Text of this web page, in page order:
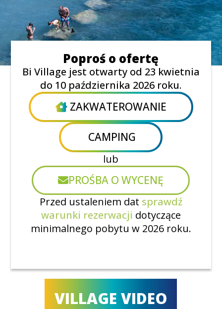
Poproś o ofertę
Bi Village jest otwarty od 23 kwietnia
do 10 października 2026 roku.
ZAKWATEROWANIE
CAMPING
lub
PROŚBA O WYCENĘ
Przed ustaleniem dat sprawdź
warunki rezerwacji dotyczące
minimalnego pobytu w 2026 roku.
VILLAGE VIDEO